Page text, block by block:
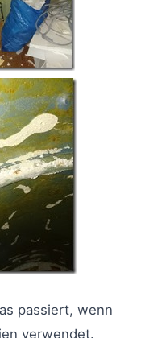
passiert, wenn
verwendet.